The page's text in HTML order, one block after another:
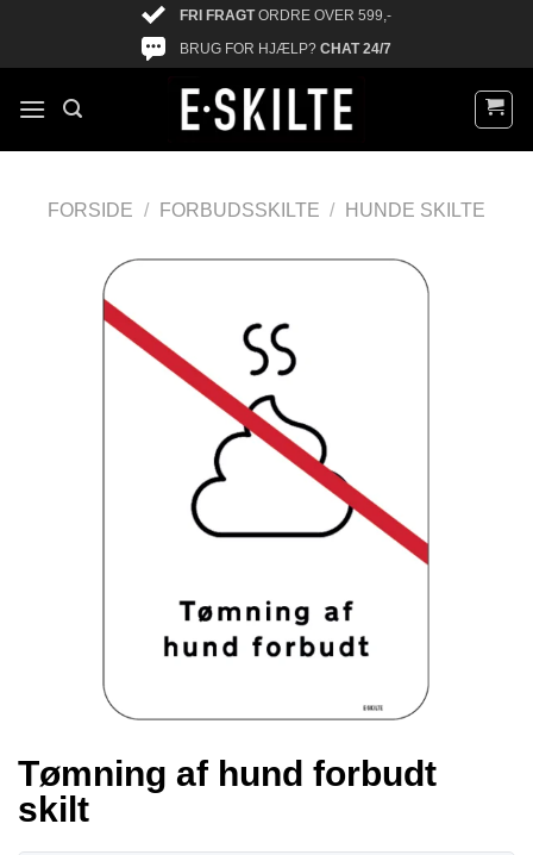
FRI FRAGTORDRE OVER 599,-
BRUG FOR HJÆLP? CHAT 24/7
FORSIDE / FORBUDSSKILTE / HUNDE SKILTE
Tømning af hund forbudt
skilt